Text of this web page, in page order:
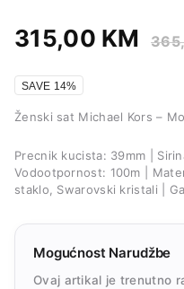
315,00 KM
SAVE 14%
Ženski sat Michael Kors –
Precnik kucista: 39mm |
Vodootpornost: 100m |
staklo, Swarovski kristali |
Mogućnost Narudžbe
Ovaj artikal je trenutno